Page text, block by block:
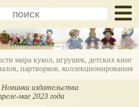
мира кукол, игрушек, детских книг
партворков, коллекционирования
Новинки издательства
мае 2023 года